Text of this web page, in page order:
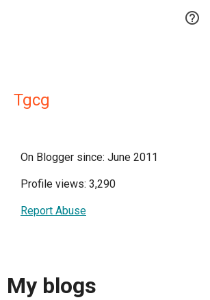

Tgcg
On Blogger since: June 2011
Profile views: 3,290
Report Abuse
My blogs